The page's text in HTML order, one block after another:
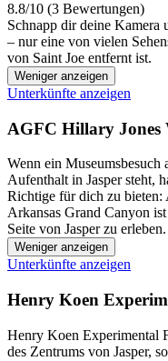
8.8/10 (3 Bewertungen)
Schnapp dir deine Kamera
– nur eine von vielen
von Saint Joe entfernt ist.
Weniger anzeigen
Unterkünfte anzeigen
AGFC Hillary Jones
Wenn ein
Aufenthalt in Jasper steht,
Richtige für dich zu
Arkansas Grand Canyon
Seite von Jasper zu erleben.
Weniger anzeigen
Unterkünfte anzeigen
Henry Koen
Henry Koen Experimental
des Zentrums von Jasper,